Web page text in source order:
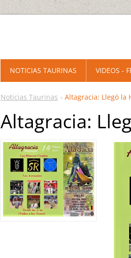
Noticias Taurinas Altagracia: Llegó la
Altagracia:
NOTICIAS TAURINAS VIDEOS -